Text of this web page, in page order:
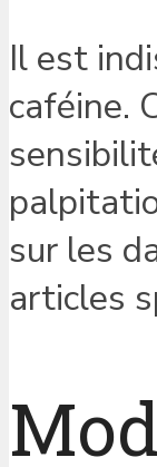
Il est
caféine.
sur les
articles